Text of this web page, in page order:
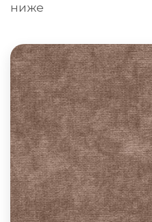
ниже
Диваны
Велюр для обивки
синтетических,
материалов.
или фасонная.